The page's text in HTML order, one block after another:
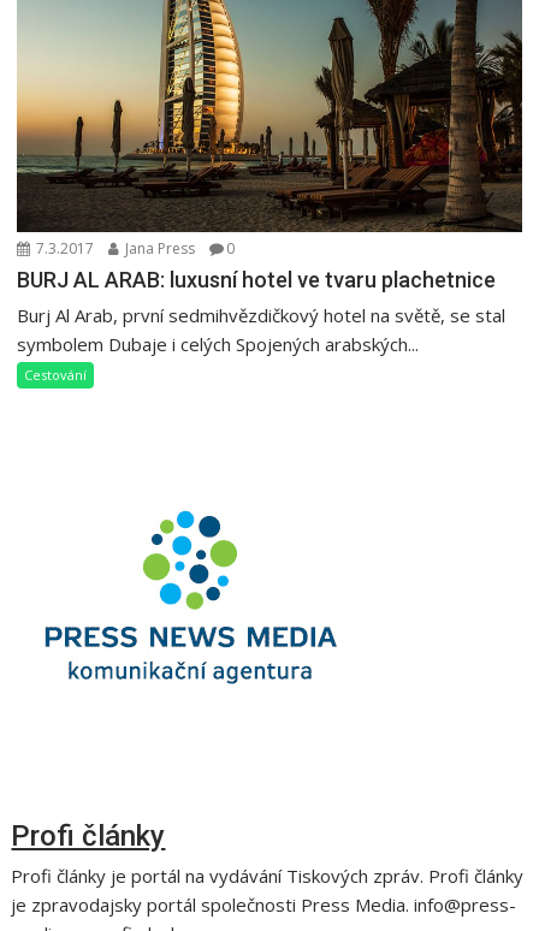
7.3.2017 Jana Press 0
BURJ AL ARAB: luxusní hotel ve tvaru plachetnice
Burj Al Arab, první sedmihvězdičkový hotel na světě, se stal
symbolem Dubaje i celých Spojených arabských...
Cestování
Profi články
Profi články je portál na vydávání Tiskových zpráv. Profi články
je zpravodajsky portál společnosti Press Media. info@press-